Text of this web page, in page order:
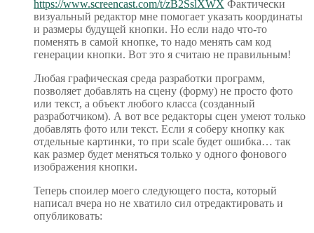
https://www.screencast.com/t/zB2SslXWX Фактически
визуальный редактор мне помогает указать координаты
и размеры будущей кнопки. Но если надо что-то
поменять в самой кнопке, то надо менять сам код
генерации кнопки. Вот это я считаю не правильным!
Любая графическая среда разработки программ,
позволяет добавлять на сцену (форму) не просто фото
или текст, а объект любого класса (созданный
разработчиком). А вот все редакторы сцен умеют только
добавлять фото или текст. Если я соберу кнопку как
отдельные картинки, то при scale будет ошибка… так
как размер будет меняться только у одного фонового
изображения кнопки.
Теперь споилер моего следующего поста, который
написал вчера но не хватило сил отредактировать и
опубликовать: